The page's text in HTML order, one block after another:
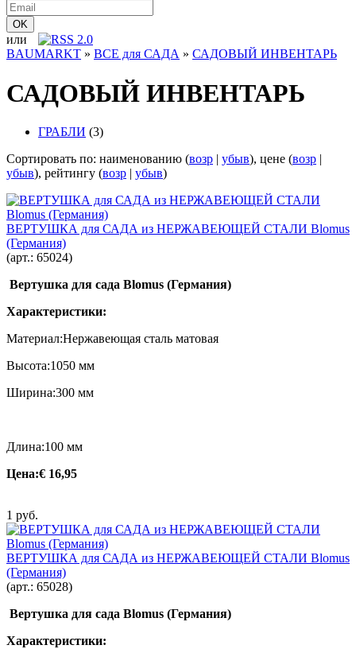
или
BAUMARKT » ВСЕ для САДА » САДОВЫЙ ИНВЕНТАРЬ
САДОВЫЙ ИНВЕНТАРЬ
ГРАБЛИ (3)
Сортировать по: наименованию (возр | убыв), цене (возр |
убыв), рейтингу (возр | убыв)
ВЕРТУШКА для САДА из НЕРЖАВЕЮЩЕЙ СТАЛИ Blomus
(Германия)
(арт.: 65024)
Вертушка для сада Blomus (Германия)
Характеристики:
Материал:Нержавеющая сталь матовая
Высота:1050 мм
Ширина:300 мм
Длина:100 мм
Цена:€ 16,95
1 руб.
ВЕРТУШКА для САДА из НЕРЖАВЕЮЩЕЙ СТАЛИ Blomus
(Германия)
(арт.: 65028)
Вертушка для сада Blomus (Германия)
Характеристики: